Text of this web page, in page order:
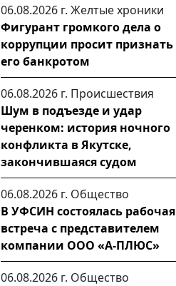
06.08.2026 г. Желтые хроники
Фигурант громкого дела о
коррупции просит признать
его банкротом
06.08.2026 г. Происшествия
Шум в подъезде и удар
черенком: история ночного
конфликта в Якутске,
закончившаяся судом
06.08.2026 г. Общество
В УФСИН состоялась рабочая
встреча с представителем
компании ООО «А-ПЛЮС»
06.08.2026 г. Общество